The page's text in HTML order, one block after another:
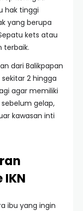
hak tinggi
yang berupa
kets atau
terbaik.
dari Balikpapan
2 hingga
agar memiliki
gelap,
kawasan inti
ibu yang ingin